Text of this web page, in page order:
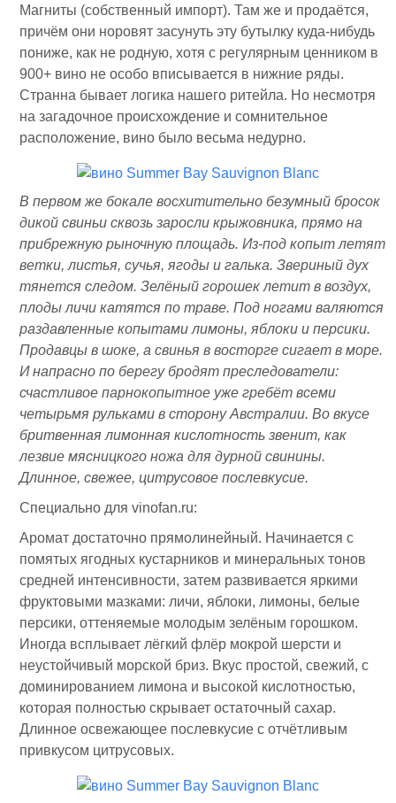
Магниты (собственный импорт). Там же и продаётся,
причём они норовят засунуть эту бутылку куда-нибудь
пониже, как не родную, хотя с регулярным ценником в
900+ вино не особо вписывается в нижние ряды.
Странна бывает логика нашего ритейла. Но несмотря
на загадочное происхождение и сомнительное
расположение, вино было весьма недурно.
В первом же бокале восхитительно безумный бросок
дикой свиньи сквозь заросли крыжовника, прямо на
прибрежную рыночную площадь. Из-под копыт летят
ветки, листья, сучья, ягоды и галька. Звериный дух
тянется следом. Зелёный горошек летит в воздух,
плоды личи катятся по траве. Под ногами валяются
раздавленные копытами лимоны, яблоки и персики.
Продавцы в шоке, а свинья в восторге сигает в море.
И напрасно по берегу бродят преследователи:
счастливое парнокопытное уже гребёт всеми
четырьмя рульками в сторону Австралии. Во вкусе
бритвенная лимонная кислотность звенит, как
лезвие мясницкого ножа для дурной свинины.
Длинное, свежее, цитрусовое послевкусие.
Специально для vinofan.ru:
Аромат достаточно прямолинейный. Начинается с
помятых ягодных кустарников и минеральных тонов
средней интенсивности, затем развивается яркими
фруктовыми мазками: личи, яблоки, лимоны, белые
персики, оттеняемые молодым зелёным горошком.
Иногда всплывает лёгкий флёр мокрой шерсти и
неустойчивый морской бриз. Вкус простой, свежий, с
доминированием лимона и высокой кислотностью,
которая полностью скрывает остаточный сахар.
Длинное освежающее послевкусие с отчётливым
привкусом цитрусовых.